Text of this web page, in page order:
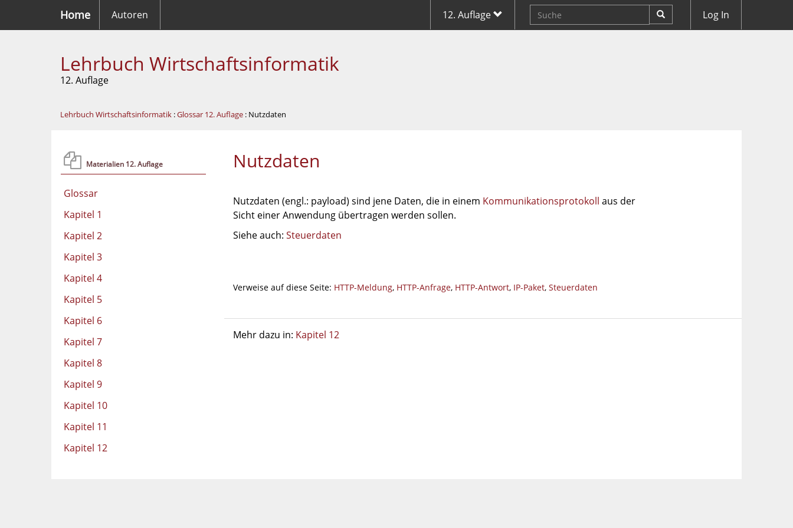
Home Autoren 12. Auflage Log In
Lehrbuch Wirtschaftsinformatik
12. Auflage
Lehrbuch Wirtschaftsinformatik :Glossar 12. Auflage : Nutzdaten
Materialien 12. Auflage
Glossar
Kapitel 1
Kapitel 2
Kapitel 3
Kapitel 4
Kapitel 5
Kapitel 6
Kapitel 7
Kapitel 8
Kapitel 9
Kapitel 10
Kapitel 11
Kapitel 12
Nutzdaten
Nutzdaten (engl.: payload) sind jene Daten, die in einem Kommunikationsprotokoll aus der
Sicht einer Anwendung übertragen werden sollen.
Siehe auch: Steuerdaten
Verweise auf diese Seite: HTTP-Meldung, HTTP-Anfrage, HTTP-Antwort, IP-Paket, Steuerdaten
Mehr dazu in: Kapitel 12